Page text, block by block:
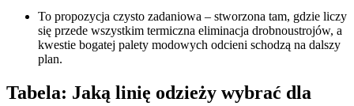
To propozycja czysto zadaniowa – stworzona tam, gdzie liczy
się przede wszystkim termiczna eliminacja drobnoustrojów, a
kwestie bogatej palety modowych odcieni schodzą na dalszy
plan.
Tabela: Jaką linię odzieży wybrać dla